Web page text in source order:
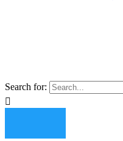
Search for:
